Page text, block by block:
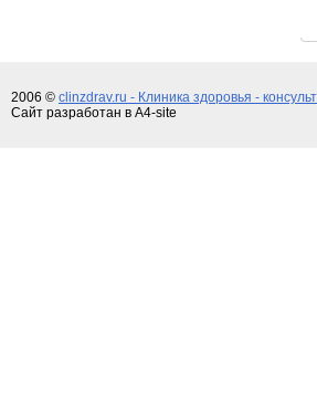
2006 © clinzdrav.ru - Клиника здоровья -
Сайт разработан в A4-site